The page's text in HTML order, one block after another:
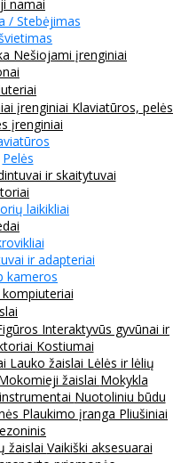
namai
/ Stebėjimas
Nešiojami įrenginiai
įrenginiai Klaviatūros, pelės
įrenginiai
Pelės
ir skaitytuvai
laikikliai
ir adapteriai
kameros
Interaktyvūs gyvūnai ir
Kostiumai
Lauko žaislai Lėlės ir lėlių
žaislai Mokykla
Nuotoliniu būdu
Plaukimo įranga Pliušiniai
žaislai Vaikiški aksesuarai